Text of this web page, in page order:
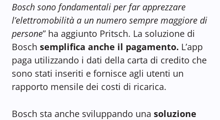
Bosch sono fondamentali per far apprezzare
l’elettromobilità a un numero sempre maggiore di
persone” ha aggiunto Pritsch. La soluzione di
Bosch semplifica anche il pagamento. L’app
paga utilizzando i dati della carta di credito che
sono stati inseriti e fornisce agli utenti un
rapporto mensile dei costi di ricarica.
Bosch sta anche sviluppando una soluzione